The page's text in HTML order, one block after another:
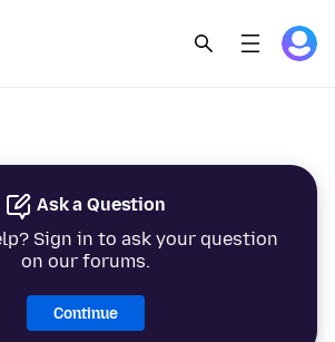
Ask a Question
Sign in to ask your question
on our forums.
Continue